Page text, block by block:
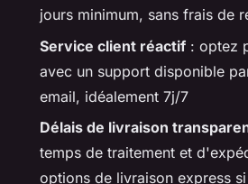
jours minimum, sans frais de
Service client réactif : optez
avec un support disponible
email, idéalement 7j/7
Délais de livraison
temps de traitement et
options de livraison express